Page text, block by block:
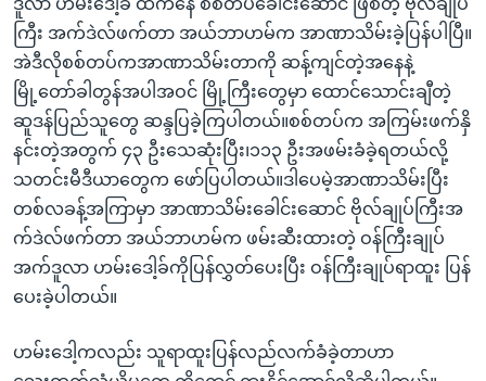
ကြီး အက်ဒဲလ်ဖက်တာ အယ်ဘာဟမ်က အာဏာသိမ်းခဲ့ပြန်ပါပြီ။
အဲဒီလိုစစ်တပ်ကအာဏာသိမ်းတာကို ဆန့်ကျင်တဲ့အနေနဲ့
မြို့တော်ခါတွန်အပါအဝင် မြို့ကြီးတွေမှာ ထောင်သောင်းချီတဲ့
ဆူဒန်ပြည်သူတွေ ဆန္ဒပြခဲ့ကြပါတယ်။စစ်တပ်က အကြမ်းဖက်နှိ
နင်းတဲ့အတွက် ၄၃ ဦးသေဆုံးပြီး၊၁၁၃ ဦးအဖမ်းခံခဲ့ရတယ်လို့
သတင်းမီဒီယာတွေက ဖော်ပြပါတယ်။ဒါပေမဲ့အာဏာသိမ်းပြီး
တစ်လခန့်အကြာမှာ အာဏာသိမ်းခေါင်းဆောင် ဗိုလ်ချုပ်ကြီးအ
က်ဒဲလ်ဖက်တာ အယ်ဘာဟမ်က ဖမ်းဆီးထားတဲ့ ဝန်ကြီးချုပ်
အက်ဒူလာ ဟမ်းဒေါ့ခ်ကိုပြန်လွှတ်ပေးပြီး ဝန်ကြီးချုပ်ရာထူး ပြန်
ပေးခဲ့ပါတယ်။
ဟမ်းဒေါ့ကလည်း သူရာထူးပြန်လည်လက်ခံခဲ့တာဟာ